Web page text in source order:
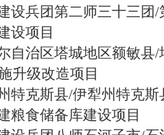
设兵团第二师三十三团
设项目
自治区塔城地区额敏县
升级改造项目
特克斯县/伊犁州特克
粮食储备库建设项目